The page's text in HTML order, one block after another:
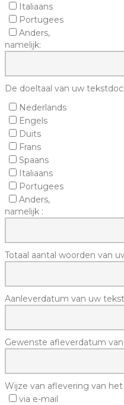
Italiaans
Portugees
Anders,
namelijk:
De doeltaal van uw
Nederlands
Engels
Duits
Frans
Spaans
Italiaans
Portugees
Anders,
namelijk :
Totaal aantal woorden van
Aanleverdatum van uw
Gewenste afleverdatum
Wijze van aflevering van
via e-mail